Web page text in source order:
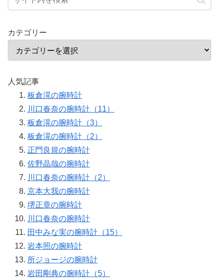
カテゴリー
人気記事
板倉滉の腕時計
川口春奈の腕時計（11）
板倉滉の腕時計（3）
板倉滉の腕時計（2）
正門良規の腕時計
佐野晶哉の腕時計
川口春奈の腕時計（2）
京本大我の腕時計
堺正章の腕時計
川口春奈の腕時計
田中みな実の腕時計（15）
岩本照の腕時計
所ジョージの腕時計
岩田剛典の腕時計（5）